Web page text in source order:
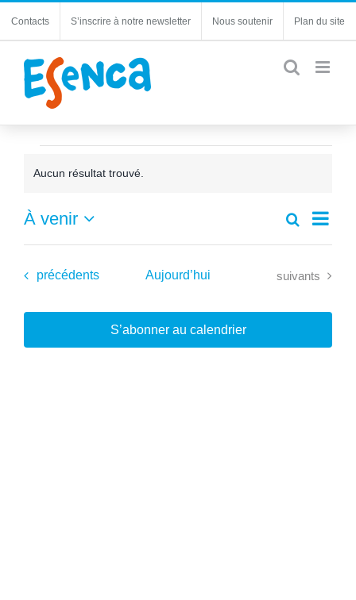
Contacts S’inscrire à notre newsletter Nous soutenir Plan du site
Aucun résultat trouvé.
et
vues
Recherche
Liste
À venir
Sélectionnez
date.
Évènements
précédents Aujourd’hui Évènements
suivants
S’abonner au calendrier